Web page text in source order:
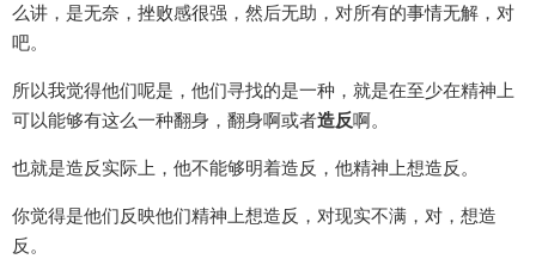
么讲，是无奈，挫败感很强，然后无助，对所有的事情无解，对
吧。
所以我觉得他们呢是，他们寻找的是一种，就是在至少在精神上
可以能够有这么一种翻身，翻身啊或者造反啊。
也就是造反实际上，他不能够明着造反，他精神上想造反。
你觉得是他们反映他们精神上想造反，对现实不满，对，想造
反。